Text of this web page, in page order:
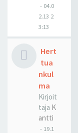
- 04.0
2.13 2
3:13
Hert
tua
nkul
ma
Kirjoit
taja K
antti
- 19.1